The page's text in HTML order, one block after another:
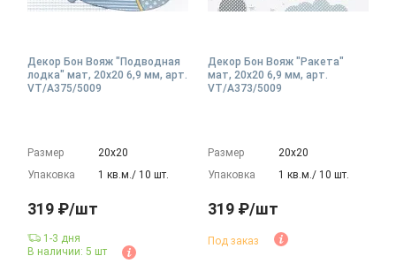
Декор Бон Вояж "Подводная
лодка" мат, 20x20 6,9 мм, арт.
VT/A375/5009
Размер
20х20
Упаковка
1 кв.м./ 10 шт.
319 ₽/шт
1-3 дня
В наличии: 5 шт
Декор Бон Вояж "Ракета"
мат, 20x20 6,9 мм, арт.
VT/A373/5009
Размер
20х20
Упаковка
1 кв.м./ 10 шт.
319 ₽/шт
Под заказ